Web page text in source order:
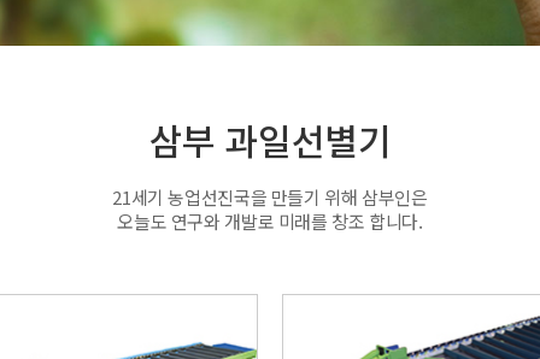
삼부 과일선별기
21세기 농업선진국을 만들기 위해 삼부인은
오늘도 연구와 개발로 미래를 창조 합니다.